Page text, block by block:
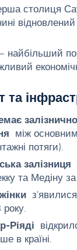
столиця
відновлений
найбільший
та
між
потяги).
залізниця
та Медіну
року.
Ріяді
в країні.